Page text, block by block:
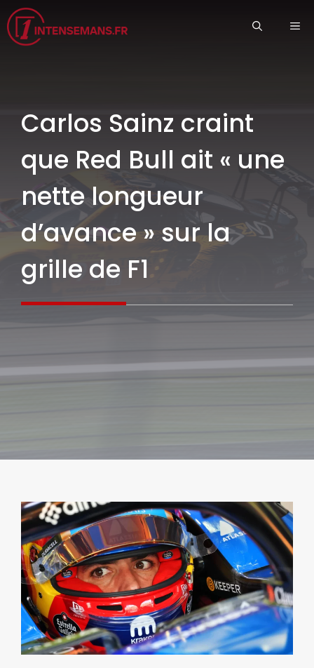
Aller
au
contenu
Carlos Sainz craint
que Red Bull ait « une
nette longueur
d’avance » sur la
grille de F1